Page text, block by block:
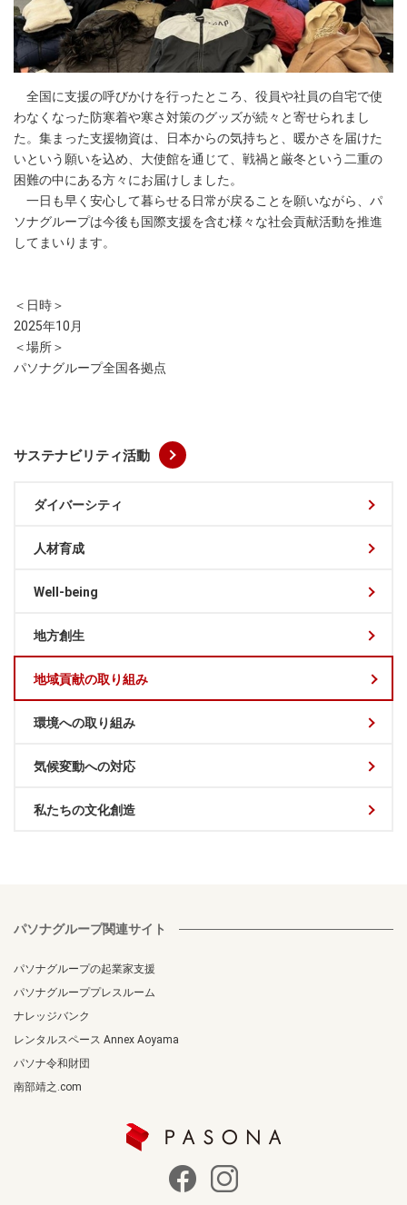
全国に支援の呼びかけを行ったところ、役員や社員の自宅で使
わなくなった防寒着や寒さ対策のグッズが続々と寄せられまし
た。集まった支援物資は、日本からの気持ちと、暖かさを届けた
いという願いを込め、大使館を通じて、戦禍と厳冬という二重の
困難の中にある方々にお届けしました。
一日も早く安心して暮らせる日常が戻ることを願いながら、パ
ソナグループは今後も国際支援を含む様々な社会貢献活動を推進
してまいります。
＜日時＞
2025年10月
＜場所＞
パソナグループ全国各拠点
サステナビリティ活動
ダイバーシティ
人材育成
Well-being
地方創生
地域貢献の取り組み
環境への取り組み
気候変動への対応
私たちの文化創造
パソナグループ関連サイト
パソナグループの起業家支援
パソナグループプレスルーム
ナレッジバンク
レンタルスペース Annex Aoyama
パソナ令和財団
南部靖之.com